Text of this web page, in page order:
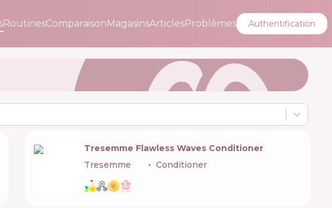
RoutinesComparaisonMagasinsArticlesProblèmes Authentification
Tresemme Flawless Waves Conditioner
Tresemme
Conditioner